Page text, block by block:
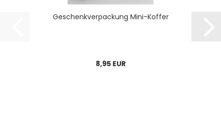
Ge­schenk­ver­pa­ckung Mini-​Kof­fer
8,95 EUR